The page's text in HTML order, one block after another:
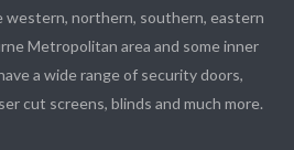
western, northern, southern, eastern
Metropolitan area and some inner
a wide range of security doors,
cut screens, blinds and much more.